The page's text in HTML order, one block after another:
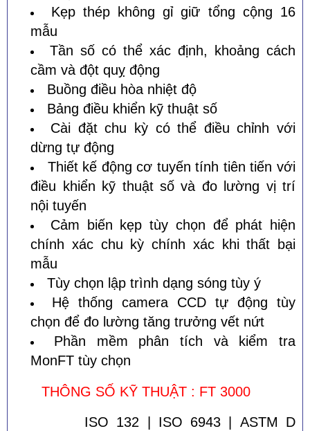
Kẹp thép không gỉ giữ tổng cộng 16
mẫu
Tần số có thể xác định, khoảng cách
cầm và đột quỵ động
Buồng điều hòa nhiệt độ
Bảng điều khiển kỹ thuật số
Cài đặt chu kỳ có thể điều chỉnh với
dừng tự động
Thiết kế động cơ tuyến tính tiên tiến với
điều khiển kỹ thuật số và đo lường vị trí
nội tuyến
Cảm biến kẹp tùy chọn để phát hiện
chính xác chu kỳ chính xác khi thất bại
mẫu
Tùy chọn lập trình dạng sóng tùy ý
Hệ thống camera CCD tự động tùy
chọn để đo lường tăng trưởng vết nứt
Phần mềm phân tích và kiểm tra
MonFT tùy chọn
THÔNG SỐ KỸ THUẬT : FT 3000
ISO 132 | ISO 6943 | ASTM D